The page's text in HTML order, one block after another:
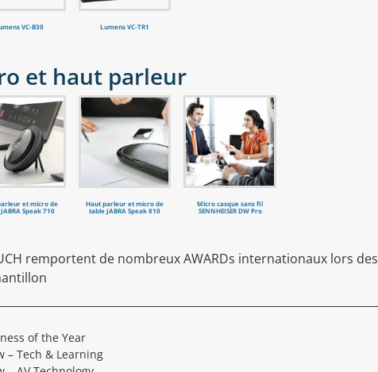
VC-B30 Lumens VC-TR1
et haut parleur
et micro de
Speak 710
Haut parleur et micro de
table JABRA Speak 810
Micro casque sans fil
SENNHEISER DW Pro
remportent de nombreux AWARDs internationaux lors des
of the Year
– Tech & Learning